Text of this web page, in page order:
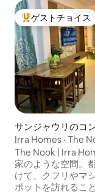
大好評のゲストチ
ゲストチョイス
サンジャウリのコ
Irra Homes · The
眺望
The Nook | Irra Homes 安全で静
家のような空間。
けて、クフリやマ
ポットを訪れるこ